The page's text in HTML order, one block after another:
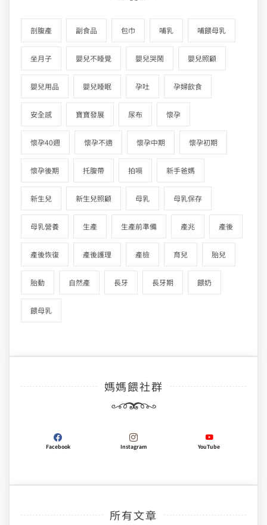
剖腹產 副食品 包巾 哺乳 哺餵母乳
坐月子 嬰兒不睡覺 嬰兒哭鬧 嬰兒照顧
嬰兒用品 嬰兒睡眠 孕吐 孕婦飲食
安全感 寶寶發展 尿布 懷孕
懷孕40週 懷孕不適 懷孕中期 懷孕初期
懷孕後期 托腹帶 拍嗝 新手爸媽
新生兒 新生兒照顧 母乳 母乳保存
母乳營養 生產 生產前準備 產兆 產後
產後恢復 產後護理 產檢 育兒 胎兒
胎動 自然產 長牙 長牙期 餵奶
餵母乳
媽媽餵社群
Facebook Instagram YouTube
所有文章